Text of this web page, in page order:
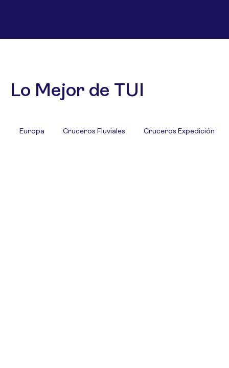
Lo Mejor de TUI
Europa Cruceros Fluviales Cruceros Expedición